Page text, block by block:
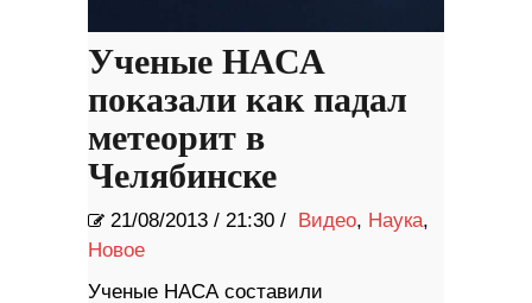
Ученые НАСА
показали как падал
метеорит в
Челябинске
21/08/2013 / 21:30 / Видео, Наука,
Новое
Ученые НАСА составили